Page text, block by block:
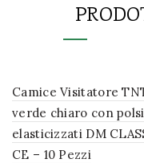
Camice Visitatore
verde chiaro con
elasticizzati DM
CE – 10 Pezzi